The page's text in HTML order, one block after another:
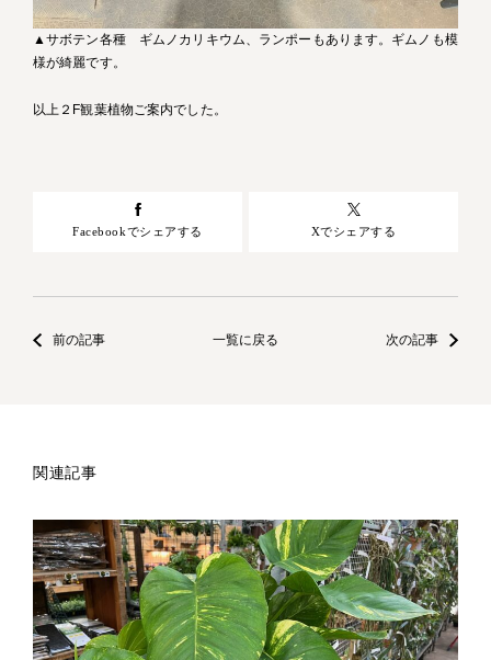
▲サボテン各種 ギムノカリキウム、ランポーもあります。ギムノも模
様が綺麗です。
以上２F観葉植物ご案内でした。
Facebookでシェアする Xでシェアする
前の記事 一覧に戻る 次の記事
関連記事